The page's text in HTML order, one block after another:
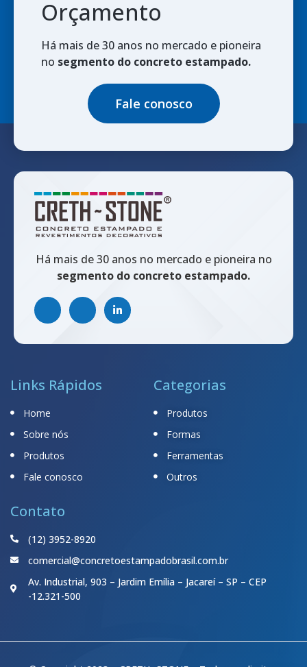
Orçamento
Há mais de 30 anos no mercado e pioneira
no segmento do concreto estampado.
Fale conosco
Há mais de 30 anos no mercado e pioneira no
segmento do concreto estampado.
Links Rápidos
Home
Sobre nós
Produtos
Fale conosco
Categorias
Produtos
Formas
Ferramentas
Outros
Contato
(12) 3952-8920
comercial@concretoestampadobrasil.com.br
Av. Industrial, 903 – Jardim Emília – Jacareí – SP – CEP
-12.321-500